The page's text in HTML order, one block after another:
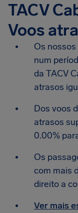
TACV
Voos
Os
num
da TACV
atrasos
Dos voos
atrasos
0.00%
Os
com mais
direito a
Ver mais